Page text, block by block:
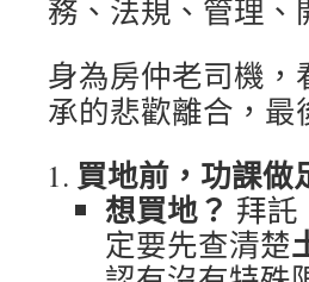
務、法規、管理
身為房仲老司機
承的悲歡離合，
買地前，功課做
想買地？ 拜託
定要先查清楚